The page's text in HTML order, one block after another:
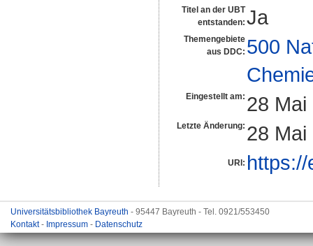
Titel an der UBT
entstanden: Ja
Themengebiete
aus DDC: 500
Eingestellt am: 28 Mai
Letzte Änderung: 28 Mai
URI:
Universitätsbibliothek Bayreuth - 95447 Bayreuth - Tel. 0921/553450
Kontakt- Impressum - Datenschutz